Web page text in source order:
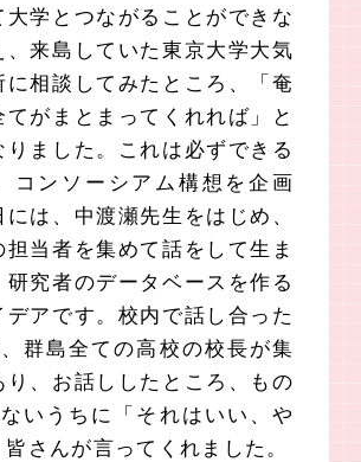
大学とつながることができな
、来島していた東京大学大気
に相談してみたところ、「奄
てがまとまってくれれば」と
りました。これは必ずできる
コンソーシアム構想を企画
には、中渡瀬先生をはじめ、
担当者を集めて話をして生ま
研究者のデータベースを作る
デアです。校内で話し合った
群島全ての高校の校長が集
り、お話ししたところ、もの
いうちに「それはいい、や
さんが言ってくれました。